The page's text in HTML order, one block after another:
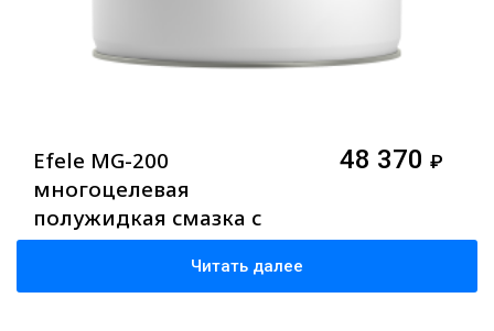
Efele MG-200
многоцелевая
полужидкая смазка с
допуском NSF H1, 18 кг
48 370 ₽
Читать далее